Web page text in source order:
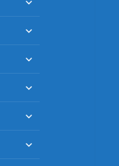
меню
раскрыть
меню
раскрыть
меню
раскрыть
меню
раскрыть
меню
раскрыть